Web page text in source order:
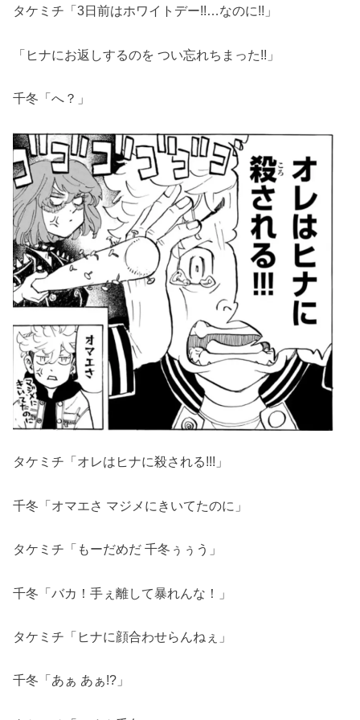
タケミチ「3日前はホワイトデー!!…なのに!!」
「ヒナにお返しするのを つい忘れちまった!!」
千冬「へ？」
タケミチ「オレはヒナに殺される!!!」
千冬「オマエさ マジメにきいてたのに」
タケミチ「もーだめだ 千冬ぅぅう」
千冬「バカ！手ぇ離して暴れんな！」
タケミチ「ヒナに顔合わせらんねぇ」
千冬「あぁ あぁ!?」